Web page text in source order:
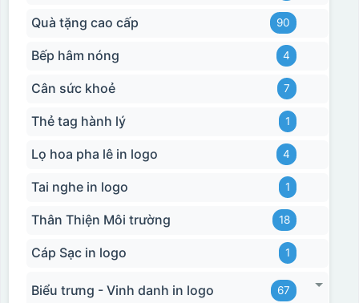
Quà tặng cao cấp 90
Bếp hâm nóng 4
Cân sức khoẻ 7
Thẻ tag hành lý 1
Lọ hoa pha lê in logo 4
Tai nghe in logo 1
Thân Thiện Môi trường 18
Cáp Sạc in logo 1
Biểu trưng - Vinh danh in logo 67